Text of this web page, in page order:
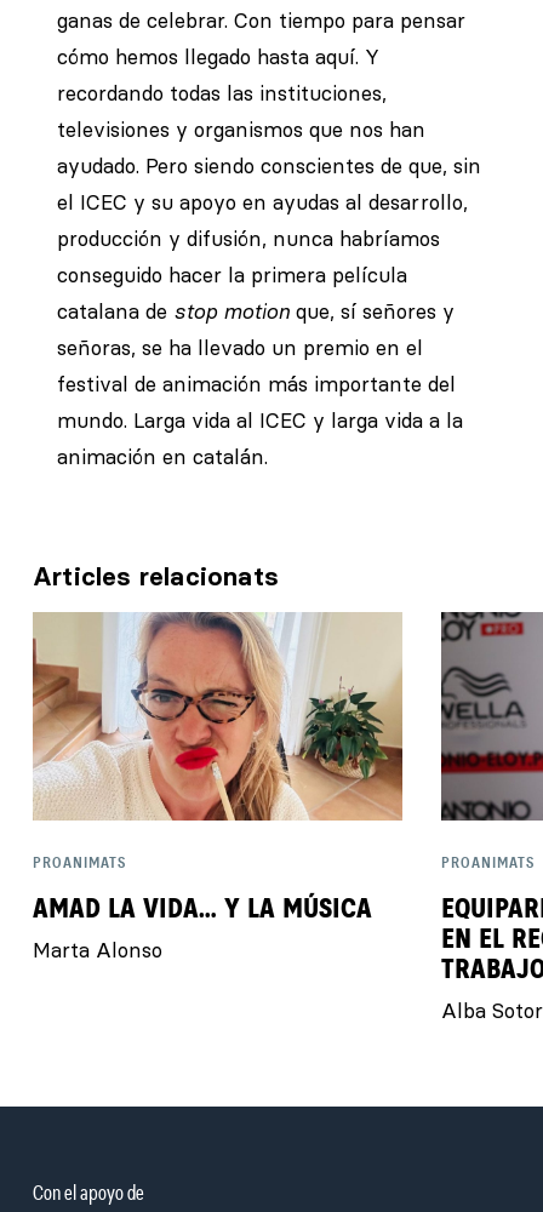
ganas de celebrar. Con tiempo para pensar
cómo hemos llegado hasta aquí. Y
recordando todas las instituciones,
televisiones y organismos que nos han
ayudado. Pero siendo conscientes de que, sin
el ICEC y su apoyo en ayudas al desarrollo,
producción y difusión, nunca habríamos
conseguido hacer la primera película
catalana de stop motionque, sí señores y
señoras, se ha llevado un premio en el
festival de animación más importante del
mundo. Larga vida al ICEC y larga vida a la
animación en catalán.
Articles relacionats
PROANIMATS
AMAD LA VIDA… Y LA MÚSICA
Marta Alonso
PROANIMATS
EN EL
Alba
Con el apoyo de